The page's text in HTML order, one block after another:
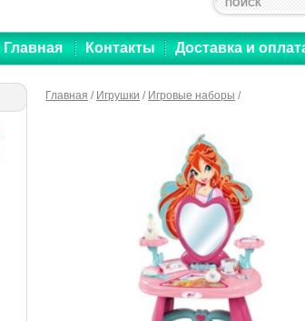
Главная Контакты Доставка и
Главная / Игрушки / Игровые наборы /